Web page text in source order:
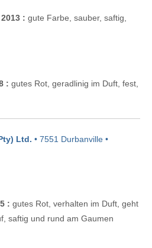
: gute Farbe, sauber, saftig,
: gutes Rot, geradlinig im Duft, fest,
Ltd. • 7551 Durbanville •
: gutes Rot, verhalten im Duft, geht
saftig und rund am Gaumen